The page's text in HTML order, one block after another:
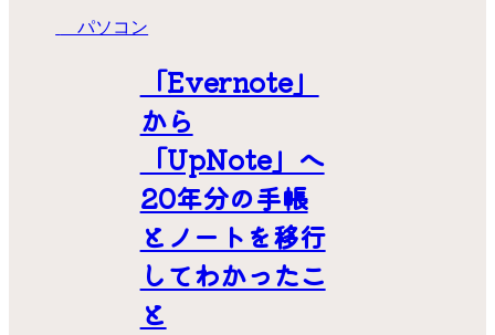
パソコン
「Evernote」
から
「UpNote」へ
20年分の手帳
とノートを移行
してわかったこ
と